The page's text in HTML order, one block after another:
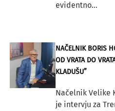
evidentno...
NAČELNIK BORIS
OD VRATA DO
KLADUŠU”
Načelnik Velike
je intervju za